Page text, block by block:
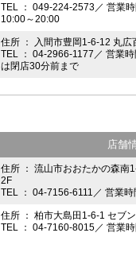
TEL ： 049-224-2573／ 営業
10:00～20:00
住所 ： 入間市豊岡1-6-12 丸広
TEL ： 04-2966-1177／ 営業
は閉店30分前まで
店舗
住所 ： 流山市おおたかの森南
2F
TEL ： 04-7156-6111／ 営業
住所 ： 柏市大島田1-6-1 セブ
TEL ： 04-7160-8015／ 営業